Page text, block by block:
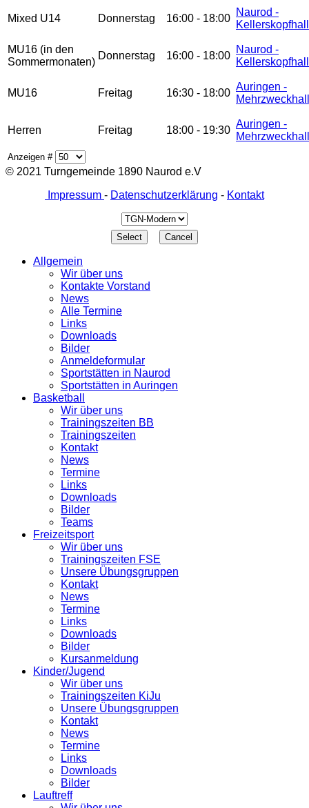
Anzeigen #
Mixed U14 Donnerstag 16:00 - 18:00
Naurod -
MU16 (in den
Sommermonaten)
Donnerstag 16:00 - 18:00
Naurod -
MU16 Freitag 16:30 - 18:00
Auringen -
Herren Freitag 18:00 - 19:30
Auringen -
© 2021 Turngemeinde 1890 Naurod e.V
Impressum - Datenschutzerklärung - Kontakt
Allgemein
Wir über uns
Kontakte Vorstand
News
Alle Termine
Links
Downloads
Bilder
Anmeldeformular
Sportstätten in Naurod
Sportstätten in Auringen
Basketball
Wir über uns
Trainingszeiten BB
Trainingszeiten
Kontakt
News
Termine
Links
Downloads
Bilder
Teams
Freizeitsport
Wir über uns
Trainingszeiten FSE
Unsere Übungsgruppen
Kontakt
News
Termine
Links
Downloads
Bilder
Kursanmeldung
Kinder/Jugend
Wir über uns
Trainingszeiten KiJu
Unsere Übungsgruppen
Kontakt
News
Termine
Links
Downloads
Bilder
Lauftreff